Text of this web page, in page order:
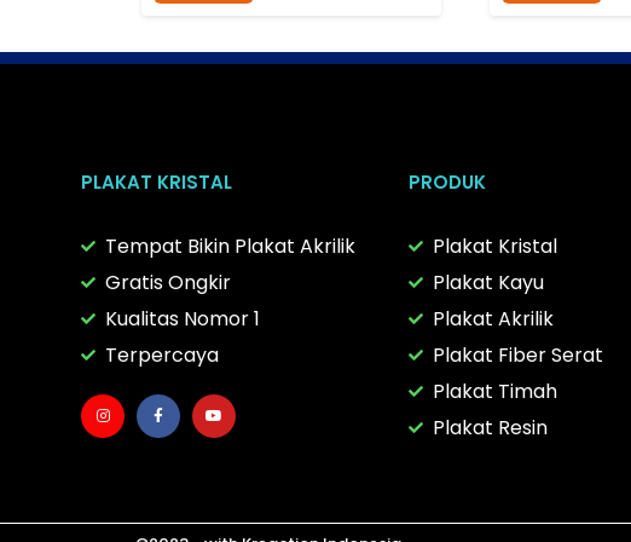
PLAKAT KRISTAL
Tempat Bikin Plakat Akrilik
Gratis Ongkir
Kualitas Nomor 1
Terpercaya
PRODUK
Plakat Kristal
Plakat Kayu
Plakat Akrilik
Plakat Fiber Serat
Plakat Timah
Plakat Resin